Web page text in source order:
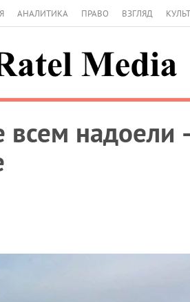
АНАЛИТИКА ПРАВО ВЗГЛЯД
надоели